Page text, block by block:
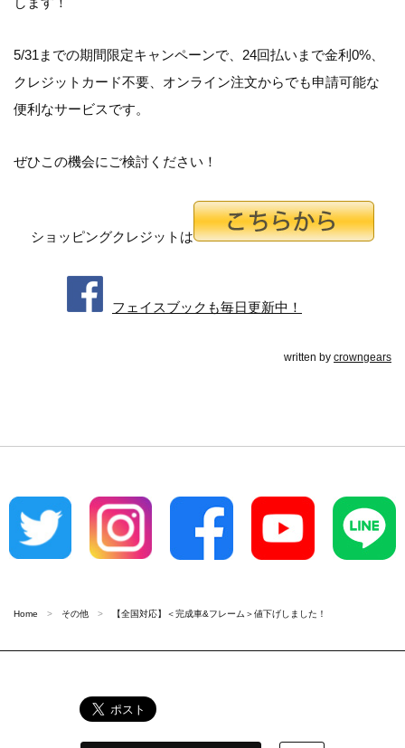
5/31までの期間限定キャンペーンで、24回払いまで金利0%、
クレジットカード不要、オンライン注文からでも申請可能な
便利なサービスです。
ぜひこの機会にご検討ください！
ショッピングクレジットは
フェイスブックも毎日更新中！
written by crowngears
Home その他 【全国対応】＜完成車&フレーム＞値下げしました！